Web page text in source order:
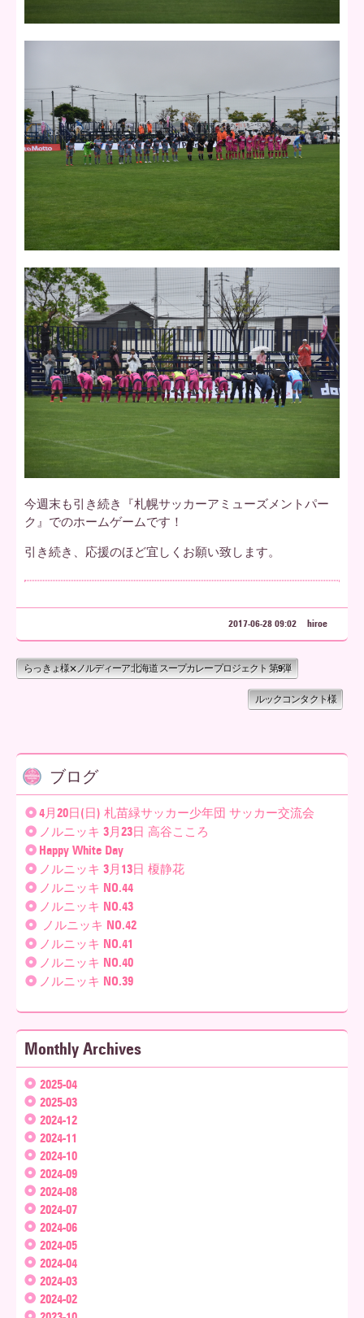
今週末も引き続き『札幌サッカーアミューズメントパー
ク』でのホームゲームです！
引き続き、応援のほど宜しくお願い致します。
2017-06-28 09:02 hiroe
らっきょ様×ノルディーア北海道 スープカレープロジェクト 第9弾
ルックコンタクト様
ブログ
4月20日(日) 札苗緑サッカー少年団 サッカー交流会
ノルニッキ 3月23日 高谷こころ
Happy White Day
ノルニッキ 3月13日 榎静花
ノルニッキ NO.44
ノルニッキ NO.43
ノルニッキ NO.42
ノルニッキ NO.41
ノルニッキ NO.40
ノルニッキ NO.39
Monthly Archives
2025-04
2025-03
2024-12
2024-11
2024-10
2024-09
2024-08
2024-07
2024-06
2024-05
2024-04
2024-03
2024-02